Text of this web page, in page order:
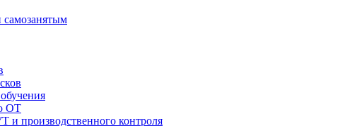
ОТ
и производственного контроля